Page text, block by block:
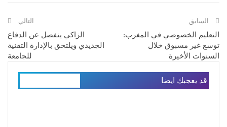
السابق
التعليم الخصوصي في المغرب:
توسع غير مسبوق خلال
السنوات الأخيرة
التالي
الزاكي ينفصل عن الدفاع
الجديدي ويلتحق بالإدارة التقنية
للجامعة
قد يعجبك ايضا